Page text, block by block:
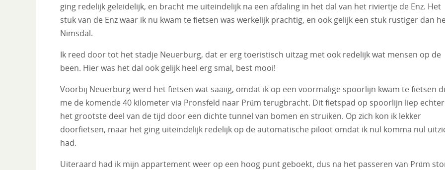
ging redelijk geleidelijk, en bracht me uiteindelijk na een afdaling in het dal van het riviertje de Enz. Het
stuk van de Enz waar ik nu kwam te fietsen was werkelijk prachtig, en ook gelijk een stuk rustiger dan
Nimsdal.
Ik reed door tot het stadje Neuerburg, dat er erg toeristisch uitzag met ook redelijk wat mensen op de
been. Hier was het dal ook gelijk heel erg smal, best mooi!
Voorbij Neuerburg werd het fietsen wat saaiig, omdat ik op een voormalige spoorlijn kwam te fietsen
me de komende 40 kilometer via Pronsfeld naar Prüm terugbracht. Dit fietspad op spoorlijn liep echter
het grootste deel van de tijd door een dichte tunnel van bomen en struiken. Op zich kon ik lekker
doorfietsen, maar het ging uiteindelijk redelijk op de automatische piloot omdat ik nul komma nul
had.
Uiteraard had ik mijn appartement weer op een hoog punt geboekt, dus na het passeren van Prüm